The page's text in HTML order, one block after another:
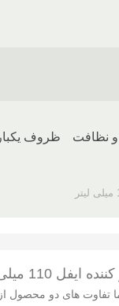
و نظافت ظروف
لیتر و 120 میلی لیتر
های دو محصول از